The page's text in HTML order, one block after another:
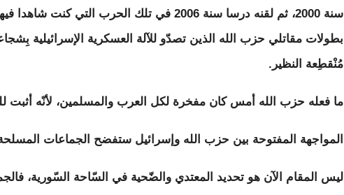
سنة 2000، ثم لقنه درسا سنة 2006 في تلك الحرب التي كنت
بطولات مقاتلي حزب الله الذين تصدّو للآلة العسكرية الإسرائيلية
مُنْقطِعة النظير.
ما فعله حزب الله أمس كان مفخرة لكل العرب والمسلمين، لأنّه أثبت
المواجهة المفتوحة بين حزب الله وإسرائيل ستفضح الجماعات المسلحة
ليس المقام الآن هو تحديد المعتدي والضّحية في السّاحة السّورية،